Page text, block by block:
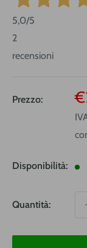
5,0/5
2
recensioni
Prezzo:
Disponibilità:
Quantità: